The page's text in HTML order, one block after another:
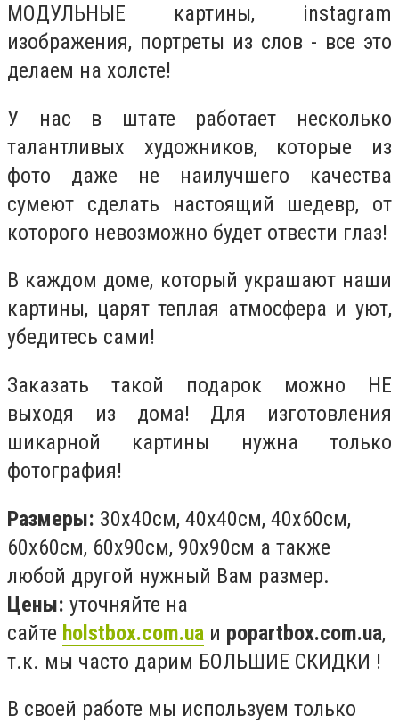
МОДУЛЬНЫЕ картины, instagram
изображения, портреты из слов - все это
делаем на холсте!
У нас в штате работает несколько
талантливых художников, которые из
фото даже не наилучшего качества
сумеют сделать настоящий шедевр, от
которого невозможно будет отвести глаз!
В каждом доме, который украшают наши
картины, царят теплая атмосфера и уют,
убедитесь сами!
Заказать такой подарок можно НЕ
выходя из дома! Для изготовления
шикарной картины нужна только
фотография!
Размеры: 30x40см, 40х40см, 40x60см,
60х60см, 60х90см, 90х90см а также
любой другой нужный Вам размер.
Цены: уточняйте на
сайте holstbox.com.ua и popartbox.com.ua,
т.к. мы часто дарим БОЛЬШИЕ СКИДКИ !
В своей работе мы используем только